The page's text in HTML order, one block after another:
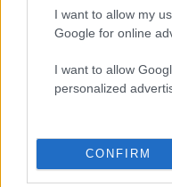
I want to allow my
Google for online
I want to allow
personalized
CONFIRM
Έφυγαν οι
Καρυστιανού -
«Ελπίδα για
Canadair 515:
κατασκευή
επιχειρεί και
Marfin: Η
να
συμμετείχε